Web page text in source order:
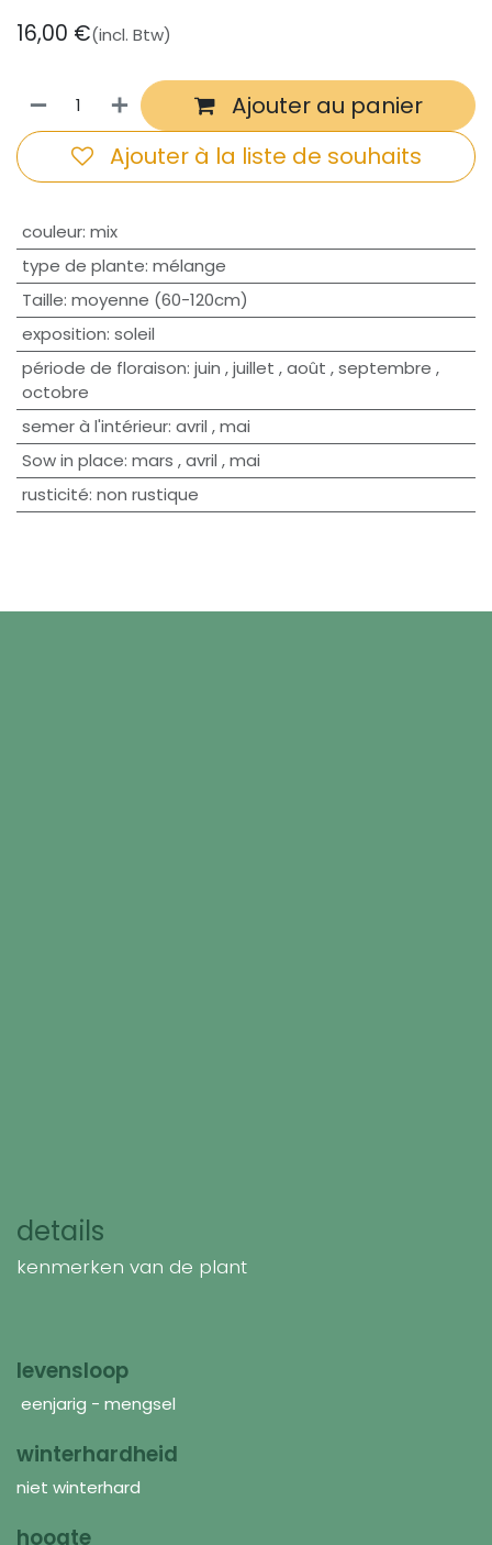
16,00 €(incl. Btw)
Ajouter au panier
Ajouter à la liste de souhaits
couleur: mix
type de plante: mélange
Taille: moyenne (60-120cm)
exposition: soleil
période de floraison: juin ,juillet ,août ,septembre ,
octobre
semer à l'intérieur: avril ,mai
Sow in place: mars ,avril ,mai
rusticité: non rustique
details
kenmerken van de plant
levensloop
eenjarig - mengsel
winterhardheid
niet winterhard
hoogte